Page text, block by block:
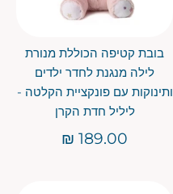
בובת קטיפה הכוללת מנורת
לילה מנגנת לחדר ילדים
ותינוקות עם פונקציית הקלטה -
ליליל חדת הקרן
189.00 ₪